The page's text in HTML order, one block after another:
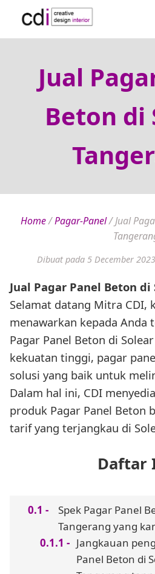
Jual
Beton di
Home/Pagar-Panel/Jual
Dibuat pada 5 December 2023
Jual Pagar Panel Beton
Selamat datang Mitra CDI,
menawarkan kepada Anda
Pagar Panel Beton di
kekuatan tinggi, pagar
solusi yang baik untuk
Dalam hal ini, CDI
produk Pagar Panel Beton
tarif yang terjangkau di
Daftar
Spek Pagar Panel
Tangerang yang
Jangkauan
Panel Beton di